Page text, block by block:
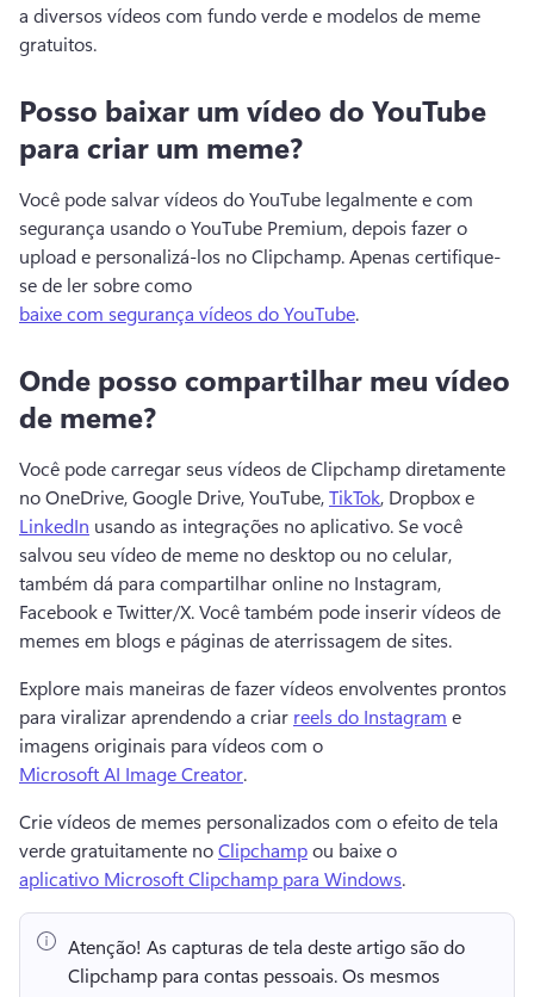
a diversos vídeos com fundo verde e modelos de meme
gratuitos.
Posso baixar um vídeo do YouTube
para criar um meme?
Você pode salvar vídeos do YouTube legalmente e com
segurança usando o YouTube Premium, depois fazer o
upload e personalizá-los no Clipchamp. Apenas certifique-
se de ler sobre como
baixe com segurança vídeos do YouTube.
Onde posso compartilhar meu vídeo
de meme?
Você pode carregar seus vídeos de Clipchamp diretamente
no OneDrive, Google Drive, YouTube, TikTok, Dropbox e
LinkedIn usando as integrações no aplicativo. Se você
salvou seu vídeo de meme no desktop ou no celular,
também dá para compartilhar online no Instagram,
Facebook e Twitter/X. Você também pode inserir vídeos de
memes em blogs e páginas de aterrissagem de sites.
Explore mais maneiras de fazer vídeos envolventes prontos
para viralizar aprendendo a criar reels do Instagram e
imagens originais para vídeos com o
Microsoft AI Image Creator.
Crie vídeos de memes personalizados com o efeito de tela
verde gratuitamente no Clipchamp ou baixe o
aplicativo Microsoft Clipchamp para Windows.
Atenção! As capturas de tela deste artigo são do
Clipchamp para contas pessoais. Os mesmos